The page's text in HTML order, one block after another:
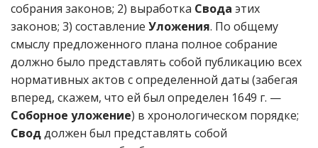
собрания законов; 2) выработка Свода этих
законов; 3) составление Уложения. По общему
смыслу предложенного плана полное собрание
должно было представлять собой публикацию всех
нормативных актов с определенной даты (забегая
вперед, скажем, что ей был определен 1649 г. —
Соборное уложение) в хронологическом порядке;
Своддолжен был представлять собой